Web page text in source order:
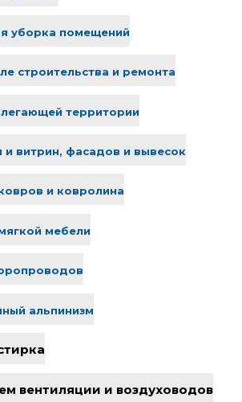
уборка помещений
строительства и ремонта
территории
и витрин, фасадов и вывесок
и ковролина
мебели
альпинизм
вентиляции и воздуховодов